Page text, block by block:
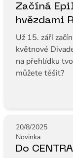
Začíná
hvězdami
Už 15. září
květnové
na přehlídku
můžete těšit?
20/8/2025
Novinka
Do